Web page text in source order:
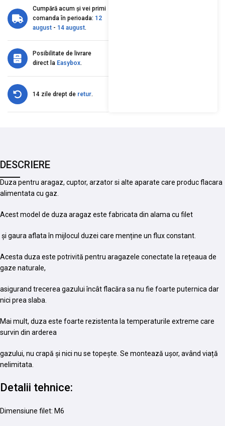
Cumpără acum și vei primi
comanda în perioada: 12
august - 14 august.
Posibilitate de livrare
direct la Easybox.
14 zile drept de retur.
DESCRIERE
Duza pentru aragaz, cuptor, arzator si alte aparate care produc flacara
alimentata cu gaz.
Acest model de duza aragaz este fabricata din alama cu filet
și gaura aflata în mijlocul duzei care menține un flux constant.
Acesta duza este potrivită pentru aragazele conectate la rețeaua de
gaze naturale,
asigurand trecerea gazului încât flacăra sa nu fie foarte puternica dar
nici prea slaba.
Mai mult, duza este foarte rezistenta la temperaturile extreme care
survin din arderea
gazului, nu crapă și nici nu se topește. Se montează ușor, având viață
nelimitata.
Detalii tehnice:
Dimensiune filet: M6